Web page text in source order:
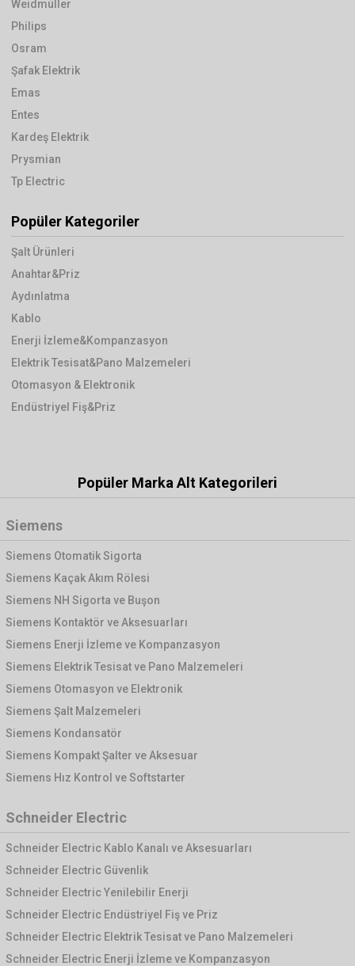
Weidmüller
Philips
Osram
Şafak Elektrik
Emas
Entes
Kardeş Elektrik
Prysmian
Tp Electric
Popüler Kategoriler
Şalt Ürünleri
Anahtar&Priz
Aydınlatma
Kablo
Enerji İzleme&Kompanzasyon
Elektrik Tesisat&Pano Malzemeleri
Otomasyon & Elektronik
Endüstriyel Fiş&Priz
Popüler Marka Alt Kategorileri
Siemens
Siemens Otomatik Sigorta
Siemens Kaçak Akım Rölesi
Siemens NH Sigorta ve Buşon
Siemens Kontaktör ve Aksesuarları
Siemens Enerji İzleme ve Kompanzasyon
Siemens Elektrik Tesisat ve Pano Malzemeleri
Siemens Otomasyon ve Elektronik
Siemens Şalt Malzemeleri
Siemens Kondansatör
Siemens Kompakt Şalter ve Aksesuar
Siemens Hız Kontrol ve Softstarter
Schneider Electric
Schneider Electric Kablo Kanalı ve Aksesuarları
Schneider Electric Güvenlik
Schneider Electric Yenilebilir Enerji
Schneider Electric Endüstriyel Fiş ve Priz
Schneider Electric Elektrik Tesisat ve Pano Malzemeleri
Schneider Electric Enerji İzleme ve Kompanzasyon